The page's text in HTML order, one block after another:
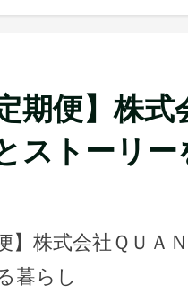
期便】株
ストーリ
】株式会社ＱＵ
暮らし